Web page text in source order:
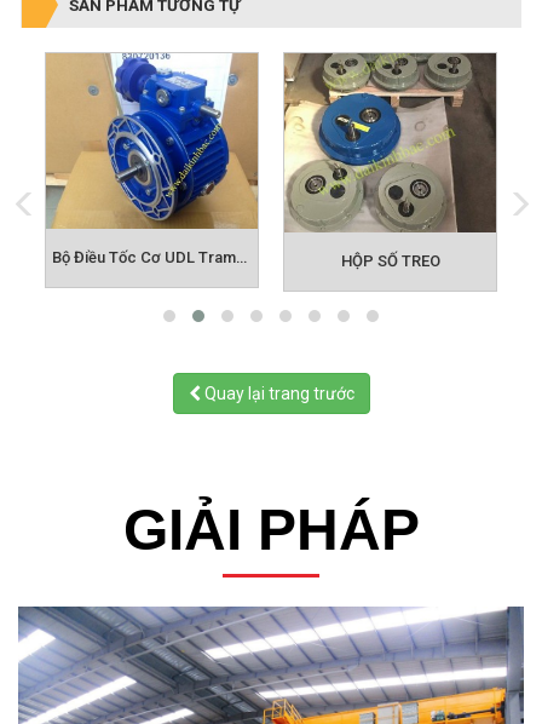
SẢN PHẨM TƯƠNG TỰ
Bộ Điều Tốc Cơ UDL Tramec HỘP SỐ TREO
Quay lại trang trước
GIẢI PHÁP